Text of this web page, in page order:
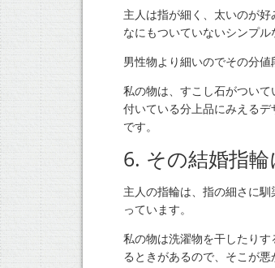
主人は指が細く、太いのが
なにもついていないシンプル
男性物より細いのでその分値
私の物は、すこし石がつい
付いている分上品にみえる
です。
6. その結婚指
主人の指輪は、指の細さに
っています。
私の物は洗濯物を干したり
るときがあるので、そこが悪